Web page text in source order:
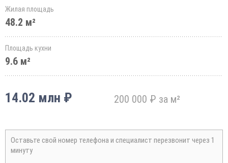
Жилая площадь
48.2 м²
Площадь кухни
9.6 м²
14.02 млн ₽ 200 000 ₽ за м²
Оставьте свой номер телефона и специалист перезвонит через 1
минуту